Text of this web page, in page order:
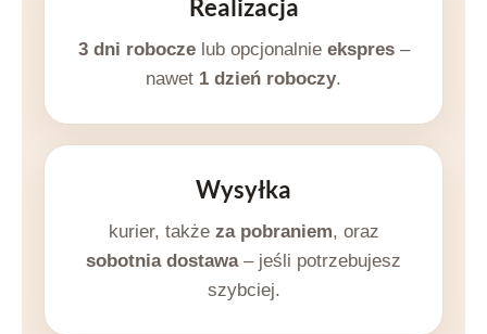
Realizacja
3 dni roboczelub opcjonalnie ekspres–
nawet 1 dzień roboczy.
Wysyłka
kurier, także za pobraniem, oraz
sobotnia dostawa– jeśli potrzebujesz
szybciej.